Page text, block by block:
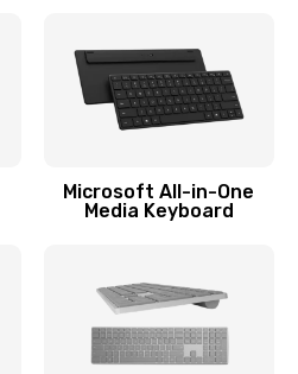
питания
руб.
Wi-Fi модуля
зарядки
Microsoft All-in-One
Media Keyboard